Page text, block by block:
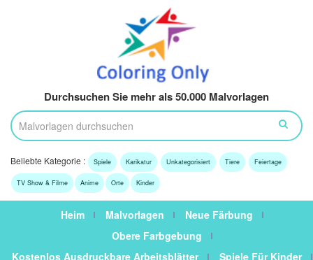
Durchsuchen Sie mehr als 50.000 Malvorlagen
Beliebte Kategorie : Spiele Karikatur Unkategorisiert Tiere Feiertage
TV Show & Filme Anime Orte Kinder
Heim Malvorlagen
Neue Färbung
Obere Farbgebung
Kostenlos Ausdruckbare Arbeitsblätter
Spiele Für Kinder